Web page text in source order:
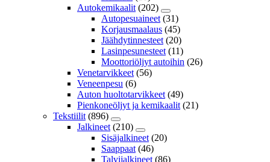
Autokemikaalit (202)
Autopesuaineet (31)
Korjausmaalaus (45)
Jäähdytinnesteet (20)
Lasinpesunesteet (11)
Moottoriöljyt autoihin (26)
Venetarvikkeet (56)
Veneenpesu (6)
Auton huoltotarvikkeet (49)
Pienkoneöljyt ja kemikaalit (21)
Tekstiilit (896)
Jalkineet (210)
Sisäjalkineet (20)
Saappaat (46)
Talvijalkineet (86)